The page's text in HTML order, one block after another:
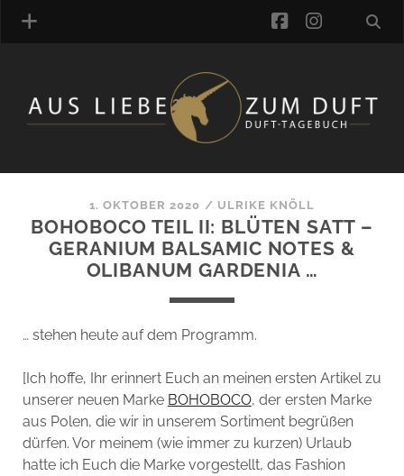
MANUFAKTUREN
DUFTNOTEN
KOMMENTARE
KATEGORIEN
ARTIKEL-ARCHIV
ONLINE-SHOP
DAS ALZD-TEAM
facebook
1. OKTOBER 2020 / ULRIKE KNÖLL
BOHOBOCO TEIL II: BLÜTEN SATT –
GERANIUM BALSAMIC NOTES &
OLIBANUM GARDENIA …
… stehen heute auf dem Programm.
[Ich hoffe, Ihr erinnert Euch an meinen ersten Artikel zu
unserer neuen Marke BOHOBOCO, der ersten Marke
aus Polen, die wir in unserem Sortiment begrüßen
dürfen. Vor meinem (wie immer zu kurzen) Urlaub
hatte ich Euch die Marke vorgestellt, das Fashion